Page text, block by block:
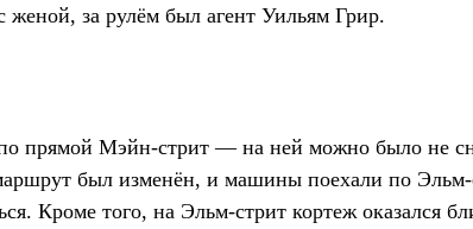
женой, за рулём был агент Уильям Грир.
прямой Мэйн-стрит — на ней можно было не
был изменён, и машины поехали по Эльм-
Кроме того, на Эльм-стрит кортеж оказался